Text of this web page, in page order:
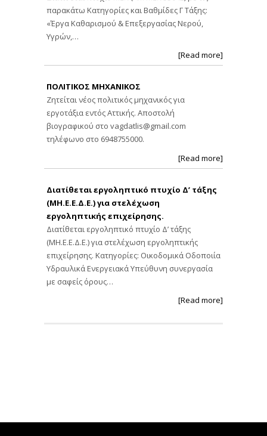
παρακάτω Κατηγορίες και Βαθμίδες Γ Τάξης:
«Έργα Καθαρισμού & Επεξεργασίας Νερού,
Υγρών,…
[Read more]
ΠΟΛΙΤΙΚΟΣ ΜΗΧΑΝΙΚΟΣ
Ζητείται νέος πολιτικός μηχανικός για
εργοτάξια εντός Αττικής. Αποστολή
βιογραφικού στο vagdatlis@gmail.com
τηλέφωνο στο 6948755000.
[Read more]
Διατίθεται εργοληπτικό πτυχίο Δ’ τάξης
(ΜΗ.Ε.Ε.Δ.Ε.) για στελέχωση
εργοληπτικής επιχείρησης.
Διατίθεται εργοληπτικό πτυχίο Δ’ τάξης
(ΜΗ.Ε.Ε.Δ.Ε.) για στελέχωση εργοληπτικής
επιχείρησης. Κατηγορίες: Οικοδομικά Οδοποιία
Υδραυλικά Ενεργειακά Υπεύθυνη συνεργασία
με σαφείς όρους…
[Read more]